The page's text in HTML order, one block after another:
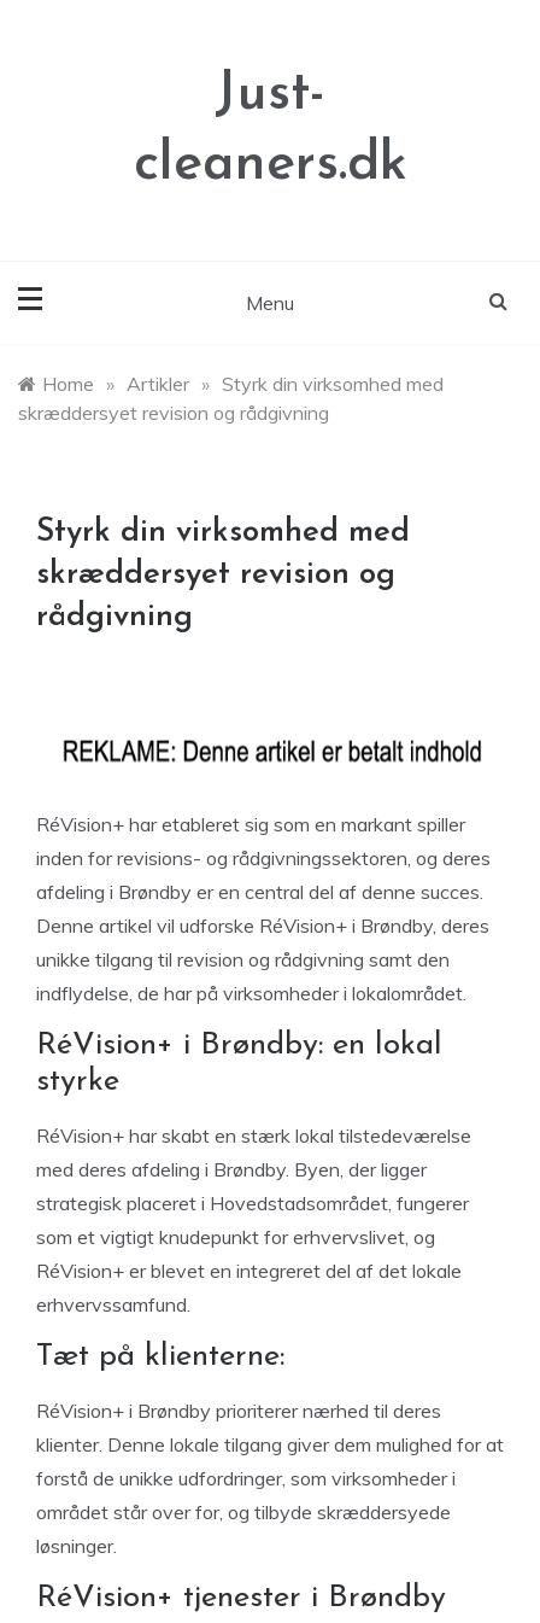
Just-
cleaners.dk
Menu
Home » Artikler » Styrk din virksomhed med
skræddersyet revision og rådgivning
Styrk din virksomhed med
skræddersyet revision og
rådgivning
RéVision+ har etableret sig som en markant spiller
inden for revisions- og rådgivningssektoren, og deres
afdeling i Brøndby er en central del af denne succes.
Denne artikel vil udforske RéVision+ i Brøndby, deres
unikke tilgang til revision og rådgivning samt den
indflydelse, de har på virksomheder i lokalområdet.
RéVision+ i Brøndby: en lokal
styrke
RéVision+ har skabt en stærk lokal tilstedeværelse
med deres afdeling i Brøndby. Byen, der ligger
strategisk placeret i Hovedstadsområdet, fungerer
som et vigtigt knudepunkt for erhvervslivet, og
RéVision+ er blevet en integreret del af det lokale
erhvervssamfund.
Tæt på klienterne:
RéVision+ i Brøndby prioriterer nærhed til deres
klienter. Denne lokale tilgang giver dem mulighed for at
forstå de unikke udfordringer, som virksomheder i
området står over for, og tilbyde skræddersyede
løsninger.
RéVision+ tjenester i Brøndby